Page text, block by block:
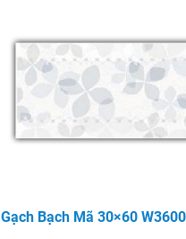
Gạch Bạch Mã 30×60